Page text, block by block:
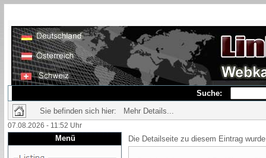
Suche:
Sie befinden sich hier: Mehr Details...
07.08.2026 - 11:52 Uhr
Menü Die Detailseite zu diesem Eintrag